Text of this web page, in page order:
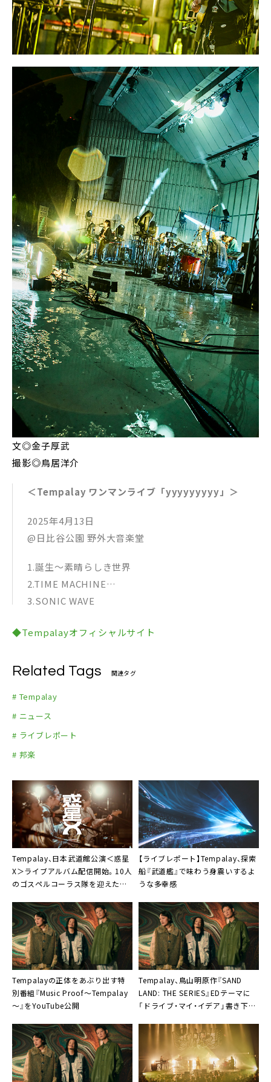
文◎金子厚武
撮影◎鳥居洋介
＜Tempalay ワンマンライブ「yyyyyyyyy」＞
2025年4月13日
@日比谷公園 野外大音楽堂
1.誕生〜素晴らしき世界
2.TIME MACHINE
3.SONIC WAVE
5.Booorn！！
7.ああ迷路
9.春山淡冶にして笑うが如く
10.憑依さん
11.NEHAN
12.新世代
14.月見うどん
15.あびばのんのん
16.預言者
17.大東京万博
18.そなちね
セットリストプレイリスト：https://Tempalay.lnk.
to/yyyyyyyyy
◆Tempalayオフィシャルサイト
Related Tags 関連タグ
# Tempalay
# ニュース
# ライブレポート
# 邦楽
Tempalay、日本武道館公演＜惑星
X＞ライブアルバム配信開始。10人
のゴスペルコーラス隊を迎えた
開も
【ライブレポート】Tempalay、探索
船『武道艦』で味わう身震いするよ
うな多幸感
Tempalayの正体をあぶり出す特
別番組『Music Proof～Tempalay
～』をYouTube公開
Tempalay、鳥山明原作『SAND
LAND: THE SERIES』EDテーマに
「ドライブ・マイ・イデア」書き下ろ